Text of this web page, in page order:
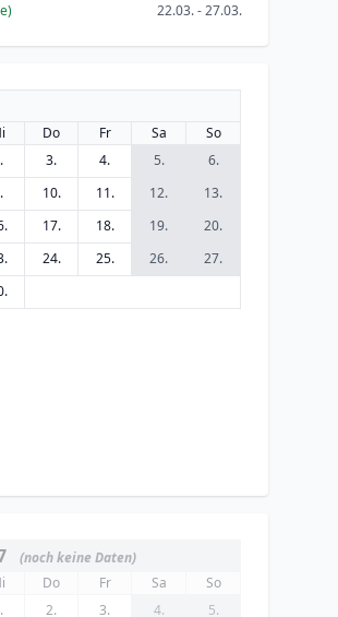
22.03. - 27.03.
Do Fr Sa
So
3. 4. 5.
6.
10. 11. 12.
13.
17. 18. 19.
20.
24. 25. 26.
27.
(noch keine Daten)
Do Fr Sa
So
2. 3. 4. 5.